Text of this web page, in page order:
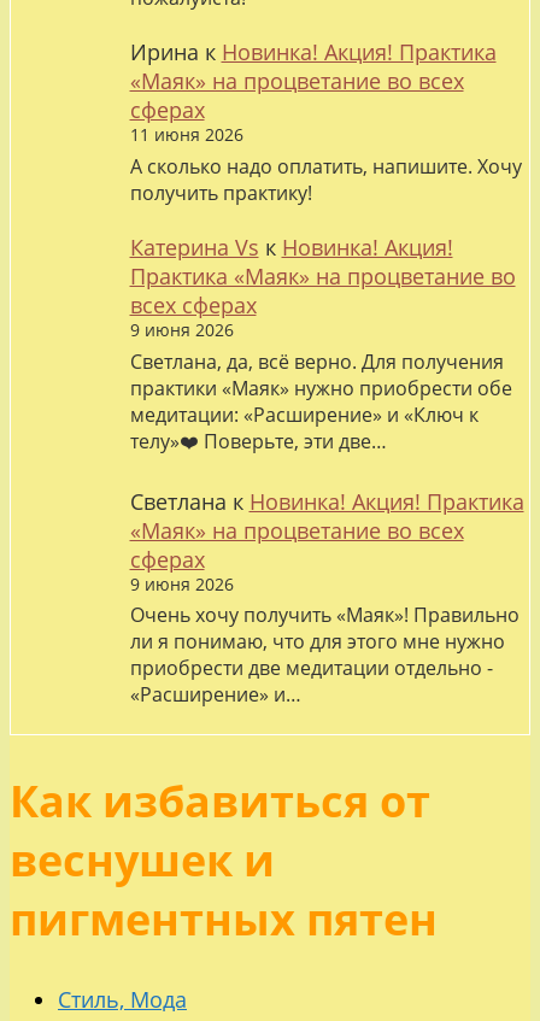
Ирина к Новинка! Акция! Практика
«Маяк» на процветание во всех
сферах
11 июня 2026
А сколько надо оплатить, напишите. Хочу
получить практику!
Катерина Vs к Новинка! Акция!
Практика «Маяк» на процветание во
всех сферах
9 июня 2026
Светлана, да, всё верно. Для получения
практики «Маяк» нужно приобрести обе
медитации: «Расширение» и «Ключ к
телу»❤️ Поверьте, эти две…
Светлана к Новинка! Акция! Практика
«Маяк» на процветание во всех
сферах
9 июня 2026
Очень хочу получить «Маяк»! Правильно
ли я понимаю, что для этого мне нужно
приобрести две медитации отдельно -
«Расширение» и…
Как избавиться от
веснушек и
пигментных пятен
Стиль, Мода